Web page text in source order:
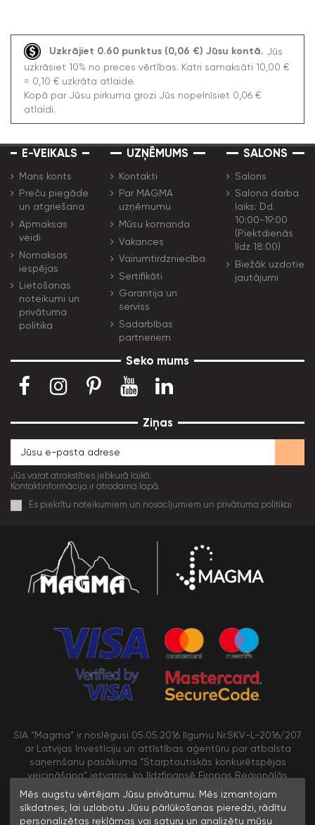
Uzkrājiet 0.60 punktus (0,06 €) Jūsu kontā. Jūs
uzkrāsiet 10% no preces vērtības. Katri samaksāti 10,00 €
= 0,10 € uzkrāta atlaide.
Kopā par Jūsu pirkuma grozi Jūs nopelnīsiet 0,06 €
atlaidi.
E-VEIKALS
Mans konts
Preču piegāde
un atgriešana
Apmaksas
veidi
Nomaksas
iespējas
Lietošanas
noteikumi un
privātuma
politika
UZŅĒMUMS
Kontakti
Par MAGMA
uzņēmumu
Mūsu komanda
Vakances
Vairumtirdzniecība
Sertifikāti
Garantija un
serviss
Sadarbības
partneriem
SALONS
Salons
Salona darba
laiks: Dd.
10:00-19:00
(Piektdienās
līdz 18:00)
Biežāk uzdotie
jautājumi
Seko mums
Ziņas
Jūs varat atrakstīties jebkurā laikā.
Kontaktinformācija ir atrodama lapā.
Es piekrītu noteikumiem un nosacījumiem un privātuma politikai
SIA “Magma” ir noslēgusi 05.05.2016 līgumu Nr.SKV-L-2016/207
ar Latvijas Investīciju un attīstības aģentūru par atbalsta
saņemšanu pasākuma “Starptautiskās konkurētspējas
veicināšana” ietvaros, ko līdzfinansē Eiropas Reģionālās
attīstības fonds
Mēs augstu vērtējam Jūsu privātumu. Mēs izmantojam
sīkdatnes, lai uzlabotu Jūsu pārlūkošanas pieredzi, rādītu
personalizētas reklāmas vai saturu un analizētu mūsu